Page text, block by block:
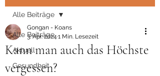
Alle Beiträge
Aktuell
Gesundheit
Alle Beiträge
Kann man auch das Höchste
vergessen?
Gongan - Koans
3. Apr. 2024 1 Min. Lesezeit